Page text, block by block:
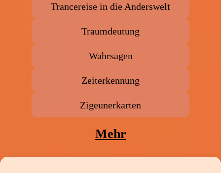
Trancereise in die Anderswelt
Traumdeutung
Wahrsagen
Zeiterkennung
Zigeunerkarten
Mehr